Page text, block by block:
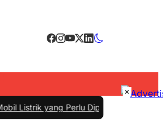
yang Perlu Diperhatikan
×